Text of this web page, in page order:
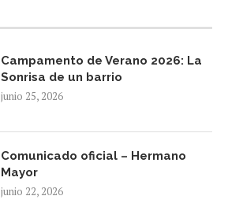
Campamento de Verano 2026: La
Sonrisa de un barrio
junio 25, 2026
Comunicado oficial – Hermano
Mayor
junio 22, 2026